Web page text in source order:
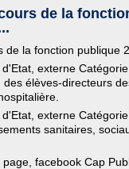
de la
de la fonction publique
externe
élèves-directeurs
externe
sanitaires,
facebook Cap